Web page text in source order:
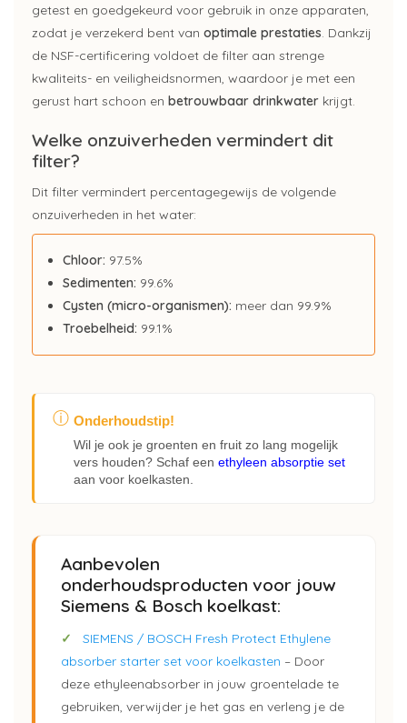
getest en goedgekeurd voor gebruik in onze apparaten,
zodat je verzekerd bent van optimale prestaties. Dankzij
de NSF-certificering voldoet de filter aan strenge
kwaliteits- en veiligheidsnormen, waardoor je met een
gerust hart schoon en betrouwbaar drinkwater krijgt.
Welke onzuiverheden vermindert dit
filter?
Dit filter vermindert percentagegewijs de volgende
onzuiverheden in het water:
Chloor: 97.5%
Sedimenten: 99.6%
Cysten (micro-organismen): meer dan 99.9%
Troebelheid: 99.1%
ⓘ Onderhoudstip!
Wil je ook je groenten en fruit zo lang mogelijk
vers houden? Schaf eenethyleen absorptie set
aan voor koelkasten.
Aanbevolen
onderhoudsproducten voor jouw
Siemens & Bosch koelkast:
✓
SIEMENS / BOSCH Fresh Protect Ethylene
absorber starter set voor koelkasten – Door
deze ethyleenabsorber in jouw groentelade te
gebruiken, verwijder je het gas en verleng je de